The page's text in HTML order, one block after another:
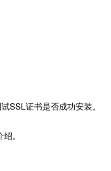
SSL证书是否成功安装。
。